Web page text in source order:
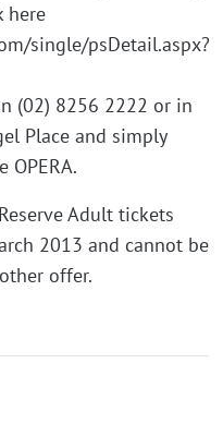
here
single/psDetail.aspx?
(02) 8256 2222 or in
Place and simply
Adult tickets
2013 and cannot be
offer.